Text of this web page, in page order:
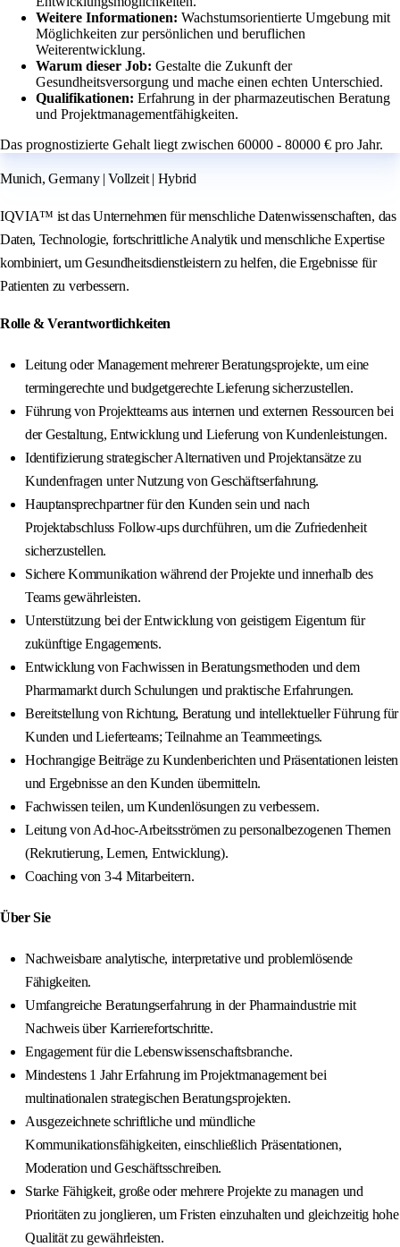
Weitere Informationen: Wachstumsorientierte Umgebung mit
Möglichkeiten zur persönlichen und beruflichen
Weiterentwicklung.
Warum dieser Job: Gestalte die Zukunft der
Gesundheitsversorgung und mache einen echten Unterschied.
Qualifikationen: Erfahrung in der pharmazeutischen Beratung
und Projektmanagementfähigkeiten.
Das prognostizierte Gehalt liegt zwischen 60000 - 80000 € pro Jahr.
Munich, Germany | Vollzeit | Hybrid
IQVIA™ ist das Unternehmen für menschliche Datenwissenschaften, das
Daten, Technologie, fortschrittliche Analytik und menschliche Expertise
kombiniert, um Gesundheitsdienstleistern zu helfen, die Ergebnisse für
Patienten zu verbessern.
Rolle & Verantwortlichkeiten
Leitung oder Management mehrerer Beratungsprojekte, um eine
termingerechte und budgetgerechte Lieferung sicherzustellen.
Führung von Projektteams aus internen und externen Ressourcen bei
der Gestaltung, Entwicklung und Lieferung von Kundenleistungen.
Identifizierung strategischer Alternativen und Projektansätze zu
Kundenfragen unter Nutzung von Geschäftserfahrung.
Hauptansprechpartner für den Kunden sein und nach
Projektabschluss Follow-ups durchführen, um die Zufriedenheit
sicherzustellen.
Sichere Kommunikation während der Projekte und innerhalb des
Teams gewährleisten.
Unterstützung bei der Entwicklung von geistigem Eigentum für
zukünftige Engagements.
Entwicklung von Fachwissen in Beratungsmethoden und dem
Pharmamarkt durch Schulungen und praktische Erfahrungen.
Bereitstellung von Richtung, Beratung und intellektueller Führung für
Kunden und Lieferteams; Teilnahme an Teammeetings.
Hochrangige Beiträge zu Kundenberichten und Präsentationen leisten
und Ergebnisse an den Kunden übermitteln.
Fachwissen teilen, um Kundenlösungen zu verbessern.
Leitung von Ad-hoc-Arbeitsströmen zu personalbezogenen Themen
(Rekrutierung, Lernen, Entwicklung).
Coaching von 3-4 Mitarbeitern.
Über Sie
Nachweisbare analytische, interpretative und problemlösende
Fähigkeiten.
Umfangreiche Beratungserfahrung in der Pharmaindustrie mit
Nachweis über Karrierefortschritte.
Engagement für die Lebenswissenschaftsbranche.
Mindestens 1 Jahr Erfahrung im Projektmanagement bei
multinationalen strategischen Beratungsprojekten.
Ausgezeichnete schriftliche und mündliche
Kommunikationsfähigkeiten, einschließlich Präsentationen,
Moderation und Geschäftsschreiben.
Starke Fähigkeit, große oder mehrere Projekte zu managen und
Prioritäten zu jonglieren, um Fristen einzuhalten und gleichzeitig hohe
Qualität zu gewährleisten.